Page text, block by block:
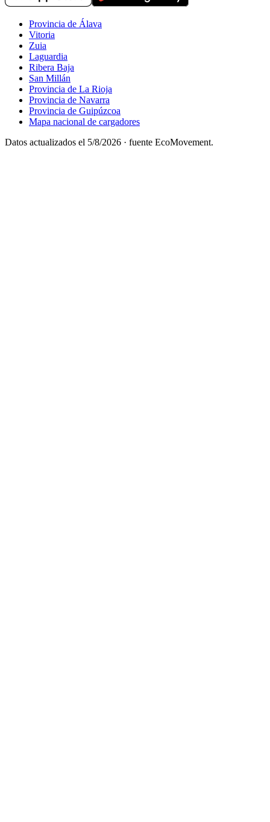
Provincia de Álava
Vitoria
Zuia
Laguardia
Ribera Baja
San Millán
Provincia de La Rioja
Provincia de Navarra
Provincia de Guipúzcoa
Mapa nacional de cargadores
Datos actualizados el 5/8/2026 · fuente EcoMovement.